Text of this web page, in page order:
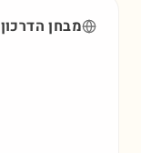
מבחן